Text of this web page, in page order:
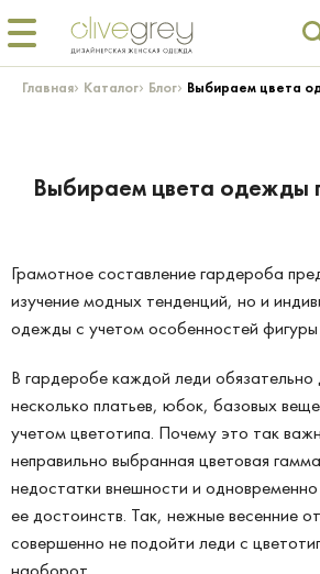
Главная› Каталог› Блог› Выбираем цвета
Выбираем цвета одежды
Грамотное составление гардероба
изучение модных тенденций, но и
одежды с учетом особенностей
В гардеробе каждой леди
несколько платьев, юбок, базовых
учетом цветотипа. Почему это так
неправильно выбранная цветовая
недостатки внешности и
ее достоинств. Так, нежные весенние
совершенно не подойти леди с